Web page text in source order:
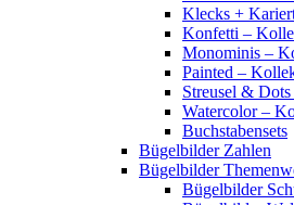
Klecks +
Konfetti –
Monominis –
Painted –
Streusel &
Watercolor –
Buchstabensets
Bügelbilder Zahlen
Bügelbilder
Bügelbilder